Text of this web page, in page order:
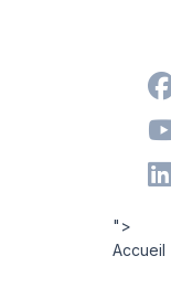
">
Accueil